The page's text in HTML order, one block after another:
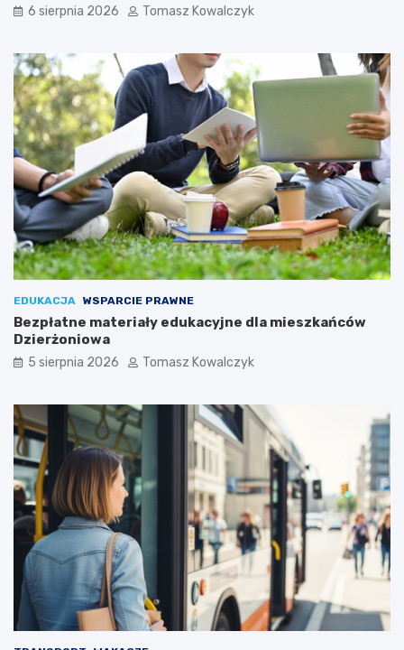
6 sierpnia 2026 Tomasz Kowalczyk
EDUKACJA WSPARCIE PRAWNE
Bezpłatne materiały edukacyjne dla mieszkańców
Dzierżoniowa
5 sierpnia 2026 Tomasz Kowalczyk